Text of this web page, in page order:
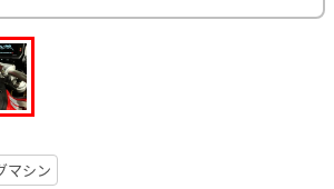
マシン